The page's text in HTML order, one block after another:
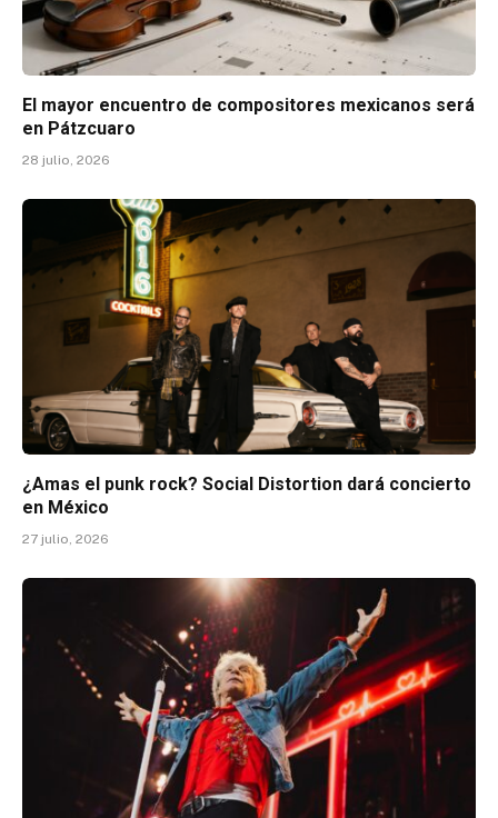
El mayor encuentro de compositores mexicanos será
en Pátzcuaro
28 julio, 2026
¿Amas el punk rock? Social Distortion dará concierto
en México
27 julio, 2026